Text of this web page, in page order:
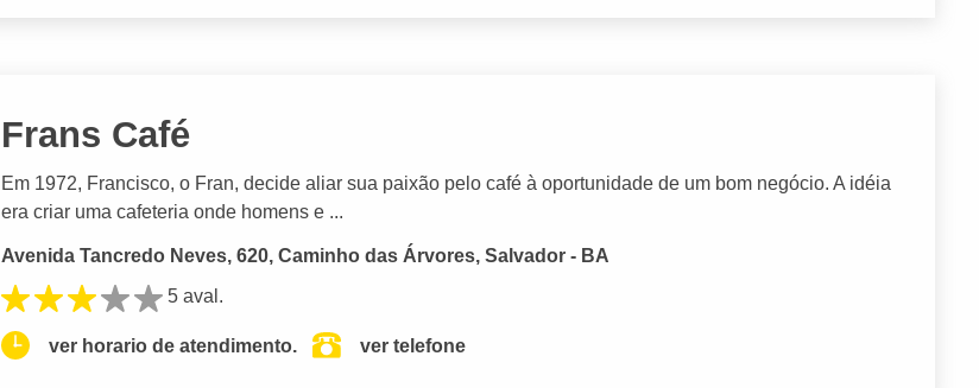
Frans Café
Em 1972, Francisco, o Fran, decide aliar sua paixão pelo café à oportunidade de um bom negócio. A idéia
era criar uma cafeteria onde homens e ...
Avenida Tancredo Neves, 620, Caminho das Árvores, Salvador - BA
5 aval.
ver horario de atendimento. ver telefone